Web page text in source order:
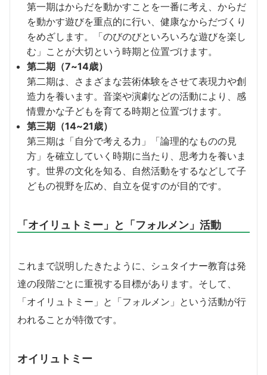
第一期はからだを動かすことを一番に考え、からだ
を動かす遊びを重点的に行い、健康なからだづくり
をめざします。「のびのびといろいろな遊びを楽し
む」ことが大切という時期と位置づけます。
第二期（7~14歳）
第二期は、さまざまな芸術体験をさせて表現力や創
造力を養います。音楽や演劇などの活動により、感
情豊かな子どもを育てる時期と位置づけます。
第三期（14~21歳）
第三期は「自分で考える力」「論理的なものの見
方」を確立していく時期に当たり、思考力を養いま
す。世界の文化を知る、自然活動をするなどして子
どもの視野を広め、自立を促すのが目的です。
「オイリュトミー」と「フォルメン」活動
これまで説明したきたように、シュタイナー教育は発
達の段階ごとに重視する目標があります。そして、
「オイリュトミー」と「フォルメン」という活動が行
われることが特徴です。
オイリュトミー